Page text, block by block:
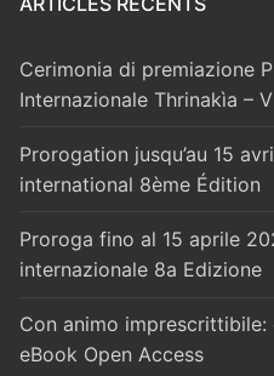
Cerimonia di premiazione
Internazionale Thrinakìa –
Prorogation jusqu’au 15
international 8ème Édition
Proroga fino al 15 aprile
internazionale 8a Edizione
Con animo imprescrittibile:
eBook Open Access